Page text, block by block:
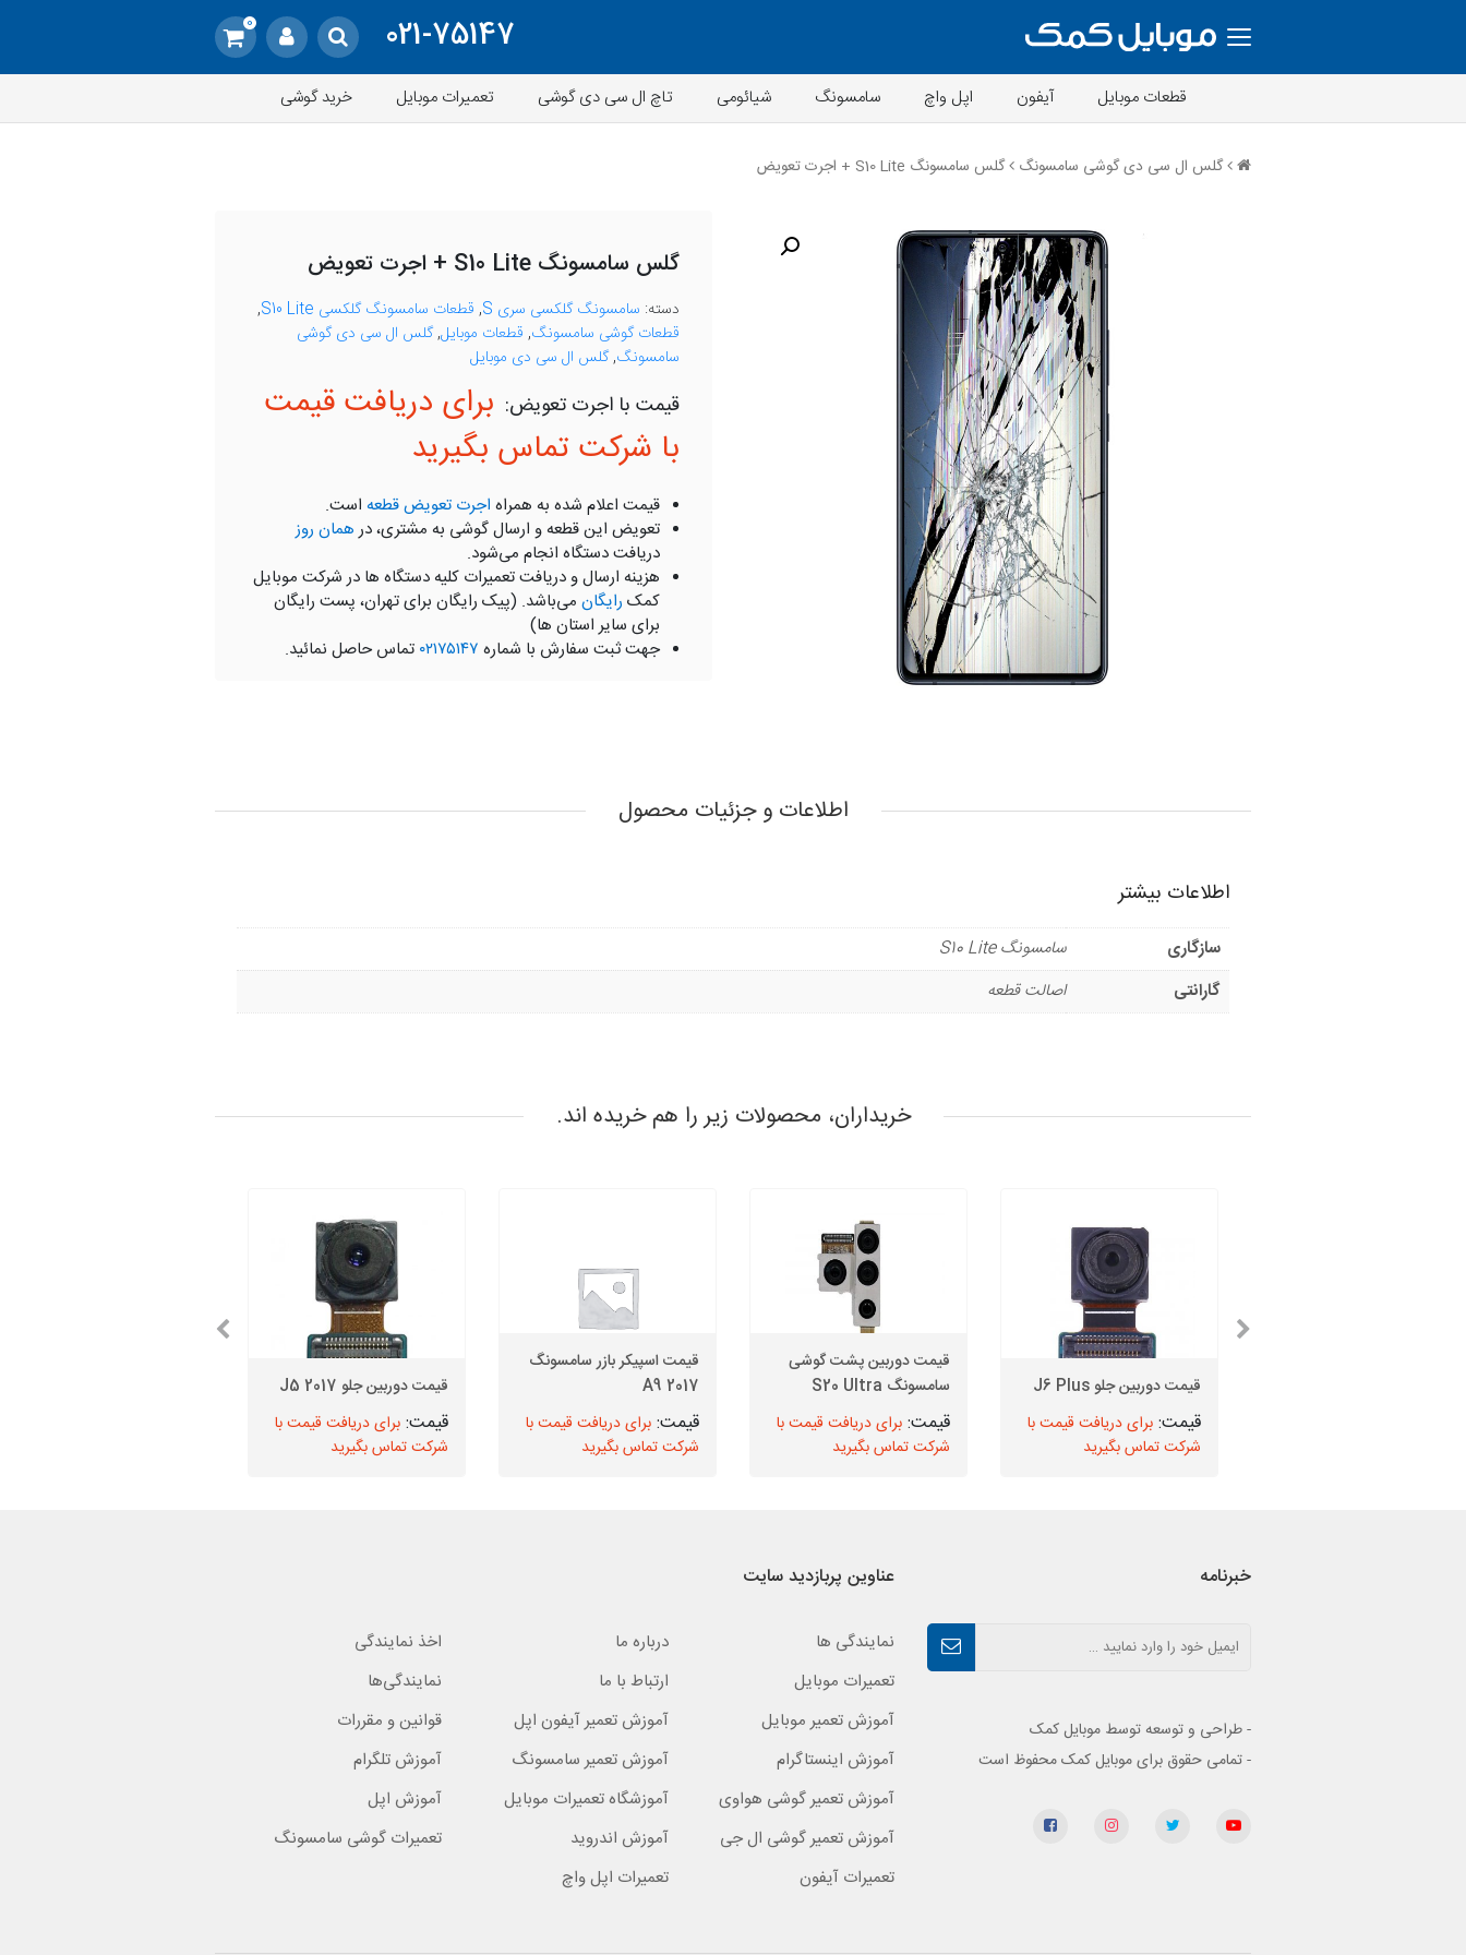
021-75147
0
قطعات موبایل آیفون اپل واچ سامسونگ شیائومی تاچ ال سی دی گوشی تعمیرات موبایل خرید گوشی
گلس ال سی دی گوشی سامسونگ گلس سامسونگ S10 Lite + اجرت تعویض
گلس سامسونگ S10 Lite + اجرت تعویض
دسته: سامسونگ گلکسی سری S , قطعات سامسونگ گلکسی S10 Lite
,
قطعات گوشی سامسونگ, قطعات موبایل,گلس ال سی دی گوشی
سامسونگ,گلس ال سی دی موبایل
برای دریافت قیمت
با شرکت تماس بگیرید
قیمت اعلام شده به همراه اجرت تعویض قطعه است.
تعویض این قطعه و ارسال گوشی به مشتری، درهمان روز
دریافت دستگاه انجام می‌شود.
هزینه ارسال و دریافت تعمیرات کلیه دستگاه ها در شرکت موبایل
کمک رایگان می‌باشد. (پیک رایگان برای تهران، پست رایگان
برای سایر استان ها)
جهت ثبت سفارش با شماره ۰۲۱۷۵۱۴۷ تماس حاصل نمائید.
اطلاعات و جزئیات محصول
اطلاعات بیشتر
سازگاری
سامسونگ S10 Lite
گارانتی
اصالت قطعه
خریداران، محصولات زیر را هم خریده اند.
قیمت دوربین جلو J6 Plus
برای دریافت قیمت با
شرکت تماس بگیرید
قیمت دوربین پشت گوشی
سامسونگ S20 Ultra
برای دریافت قیمت با
شرکت تماس بگیرید
قیمت اسپیکر بازر سامسونگ
A9 2017
برای دریافت قیمت با
شرکت تماس بگیرید
قیمت دوربین جلو J5 2017
برای دریافت قیمت با
شرکت تماس بگیرید
خبرنامه
- طراحی و توسعه توسط موبایل کمک
- تمامی حقوق برای موبایل کمک محفوظ است
عناوین پربازدید سایت
نمایندگی ها درباره ما
اخذ نمایندگی
تعمیرات موبایل
ارتباط با ما
نمایندگی‌ها
آموزش تعمیر موبایل
آموزش تعمیر آیفون اپل
قوانین و مقررات
آموزش اینستاگرام
آموزش تعمیر سامسونگ
آموزش تلگرام
آموزش تعمیر گوشی هواوی
آموزشگاه تعمیرات موبایل
آموزش اپل
آموزش تعمیر گوشی ال جی
آموزش اندروید
تعمیرات گوشی سامسونگ
تعمیرات آیفون
تعمیرات اپل واچ